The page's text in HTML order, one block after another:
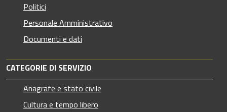
Politici
Personale Amministrativo
Documenti e dati
CATEGORIE DI SERVIZIO
Anagrafe e stato civile
Cultura e tempo libero